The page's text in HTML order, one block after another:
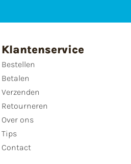
Klantenservice
Bestellen
Betalen
Verzenden
Retourneren
Over ons
Tips
Contact